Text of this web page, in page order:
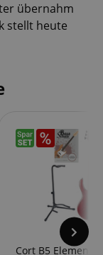
übernahm
stellt heute
Cort B5 Element